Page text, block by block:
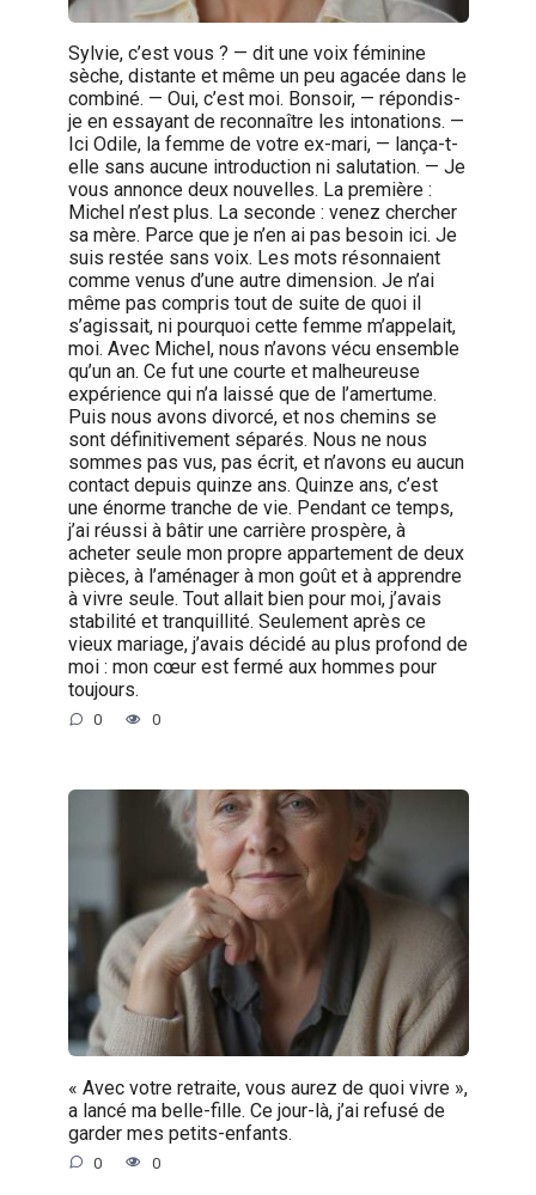
Sylvie, c’est vous ? — dit une voix féminine
sèche, distante et même un peu agacée dans le
combiné. — Oui, c’est moi. Bonsoir, — répondis-
je en essayant de reconnaître les intonations. —
Ici Odile, la femme de votre ex-mari, — lança-t-
elle sans aucune introduction ni salutation. — Je
vous annonce deux nouvelles. La première :
Michel n’est plus. La seconde : venez chercher
sa mère. Parce que je n’en ai pas besoin ici. Je
suis restée sans voix. Les mots résonnaient
comme venus d’une autre dimension. Je n’ai
même pas compris tout de suite de quoi il
s’agissait, ni pourquoi cette femme m’appelait,
moi. Avec Michel, nous n’avons vécu ensemble
qu’un an. Ce fut une courte et malheureuse
expérience qui n’a laissé que de l’amertume.
Puis nous avons divorcé, et nos chemins se
sont définitivement séparés. Nous ne nous
sommes pas vus, pas écrit, et n’avons eu aucun
contact depuis quinze ans. Quinze ans, c’est
une énorme tranche de vie. Pendant ce temps,
j’ai réussi à bâtir une carrière prospère, à
acheter seule mon propre appartement de deux
pièces, à l’aménager à mon goût et à apprendre
à vivre seule. Tout allait bien pour moi, j’avais
stabilité et tranquillité. Seulement après ce
vieux mariage, j’avais décidé au plus profond de
moi : mon cœur est fermé aux hommes pour
toujours.
0 0
« Avec votre retraite, vous aurez de quoi vivre »,
a lancé ma belle-fille. Ce jour-là, j’ai refusé de
garder mes petits-enfants.
0 0